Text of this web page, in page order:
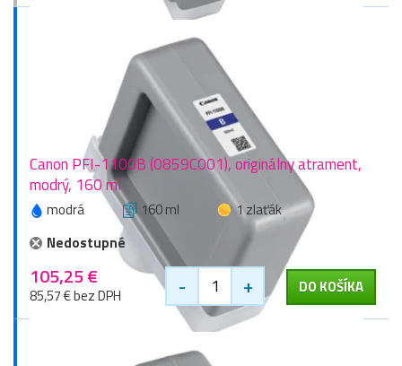
Canon PFI-1100B (0859C001), originálny atrament,
modrý, 160 ml
modrá 160 ml
1 zlaťák
Nedostupné
105,25 €
85,57 € bez DPH - + DO KOŠÍKA